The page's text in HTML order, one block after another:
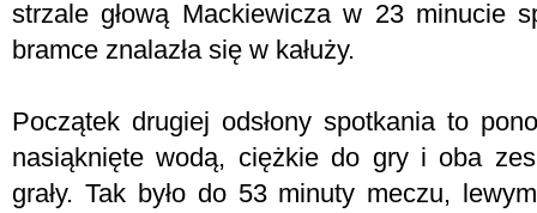
strzale głową Mackiewicza w 23 minucie
bramce znalazła się w kałuży.
Początek drugiej odsłony spotkania to
nasiąknięte wodą, ciężkie do gry i oba
grały. Tak było do 53 minuty meczu,